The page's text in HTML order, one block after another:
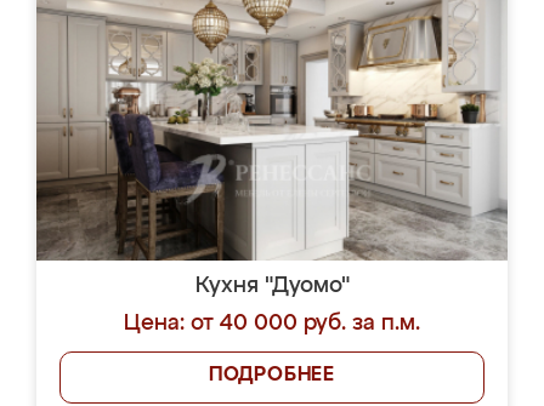
Кухня "Дуомо"
Цена: от 40 000 руб. за п.м.
ПОДРОБНЕЕ